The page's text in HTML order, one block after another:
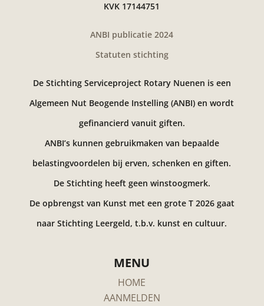
KVK 17144751
ANBI publicatie 2024
Statuten stichting
De Stichting Serviceproject Rotary Nuenen is een
Algemeen Nut Beogende Instelling (ANBI) en wordt
gefinancierd vanuit giften.
ANBI’s kunnen gebruikmaken van bepaalde
belastingvoordelen bij erven, schenken en giften.
De Stichting heeft geen winstoogmerk.
De opbrengst van Kunst met een grote T 2026 gaat
naar Stichting Leergeld, t.b.v. kunst en cultuur.
MENU
HOME
AANMELDEN